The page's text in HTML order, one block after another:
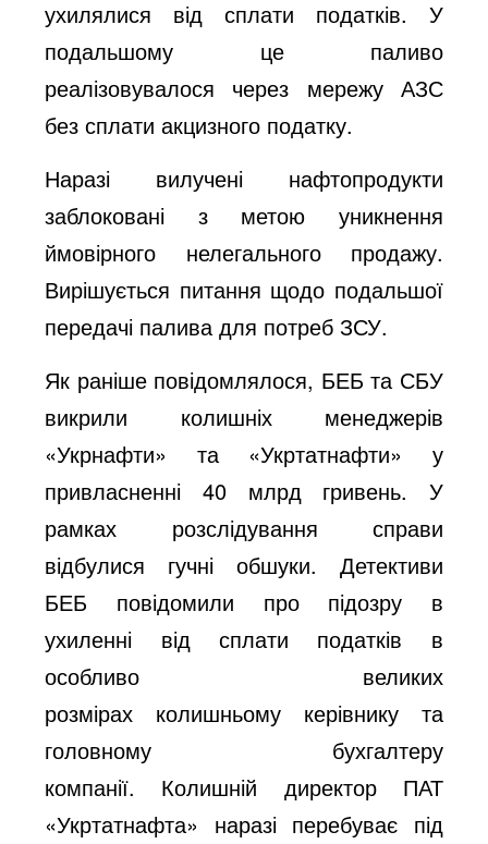
ухилялися від сплати податків. У
подальшому це паливо
реалізовувалося через мережу АЗС
без сплати акцизного податку.
Наразі вилучені нафтопродукти
заблоковані з метою уникнення
ймовірного нелегального продажу.
Вирішується питання щодо подальшої
передачі палива для потреб ЗСУ.
Як раніше повідомлялося, БЕБ та СБУ
викрили колишніх менеджерів
«Укрнафти» та «Укртатнафти» у
привласненні 40 млрд гривень. У
рамках розслідування справи
відбулися гучні обшуки. Детективи
БЕБ повідомили про підозру в
ухиленні від сплати податків в
особливо великих
розмірах колишньому керівнику та
головному бухгалтеру
компанії. Колишній директор ПАТ
«Укртатнафта» наразі перебуває під